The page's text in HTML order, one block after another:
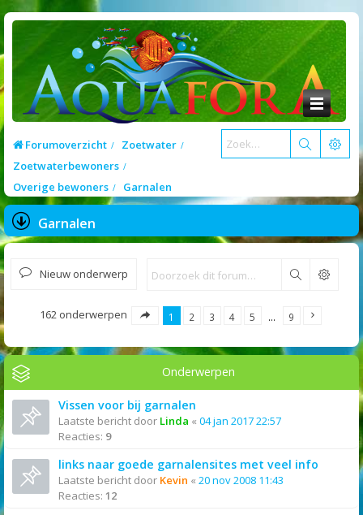
Forumoverzicht
Zoetwater
Zoetwaterbewoners
Overige bewoners
Garnalen
Garnalen
Nieuw onderwerp Zoek
162 onderwerpen 1 2 3 4 5 … 9
Onderwerpen
Vissen voor bij garnalen
Laatste bericht door Linda « 04 jan 2017 22:57
Reacties: 9
links naar goede garnalensites met veel info
Laatste bericht door Kevin « 20 nov 2008 11:43
Reacties: 12